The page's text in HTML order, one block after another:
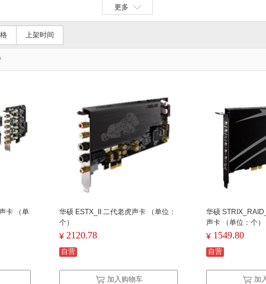
更多
上架时间
卡 （单
华硕 ESTX_II 二代老虎声卡 （单位：
个）
¥ 2120.78
自营
加入购物车
华硕
声卡 （单位：个）
¥ 1549.80
自营
加